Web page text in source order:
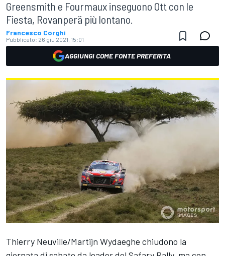
Greensmith e Fourmaux inseguono Ott con le
Fiesta, Rovanperä più lontano.
Francesco Corghi
Pubblicato: 26 giu 2021, 15:01
AGGIUNGI COME FONTE PREFERITA
Thierry Neuville/Martijn Wydaeghe chiudono la